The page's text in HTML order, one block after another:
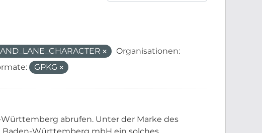
Organisationen:
GPKG
abrufen. Unter der Marke des